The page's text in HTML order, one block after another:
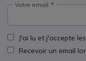
Votre email:
J'ai lu et j'accepte les
Recevoir un email